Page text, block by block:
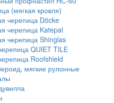
(мягкая кровля)
черепица Döcke
черепица Katepal
черепица Shinglas
QUIET TILE
Roofshield
мягкие рулонные